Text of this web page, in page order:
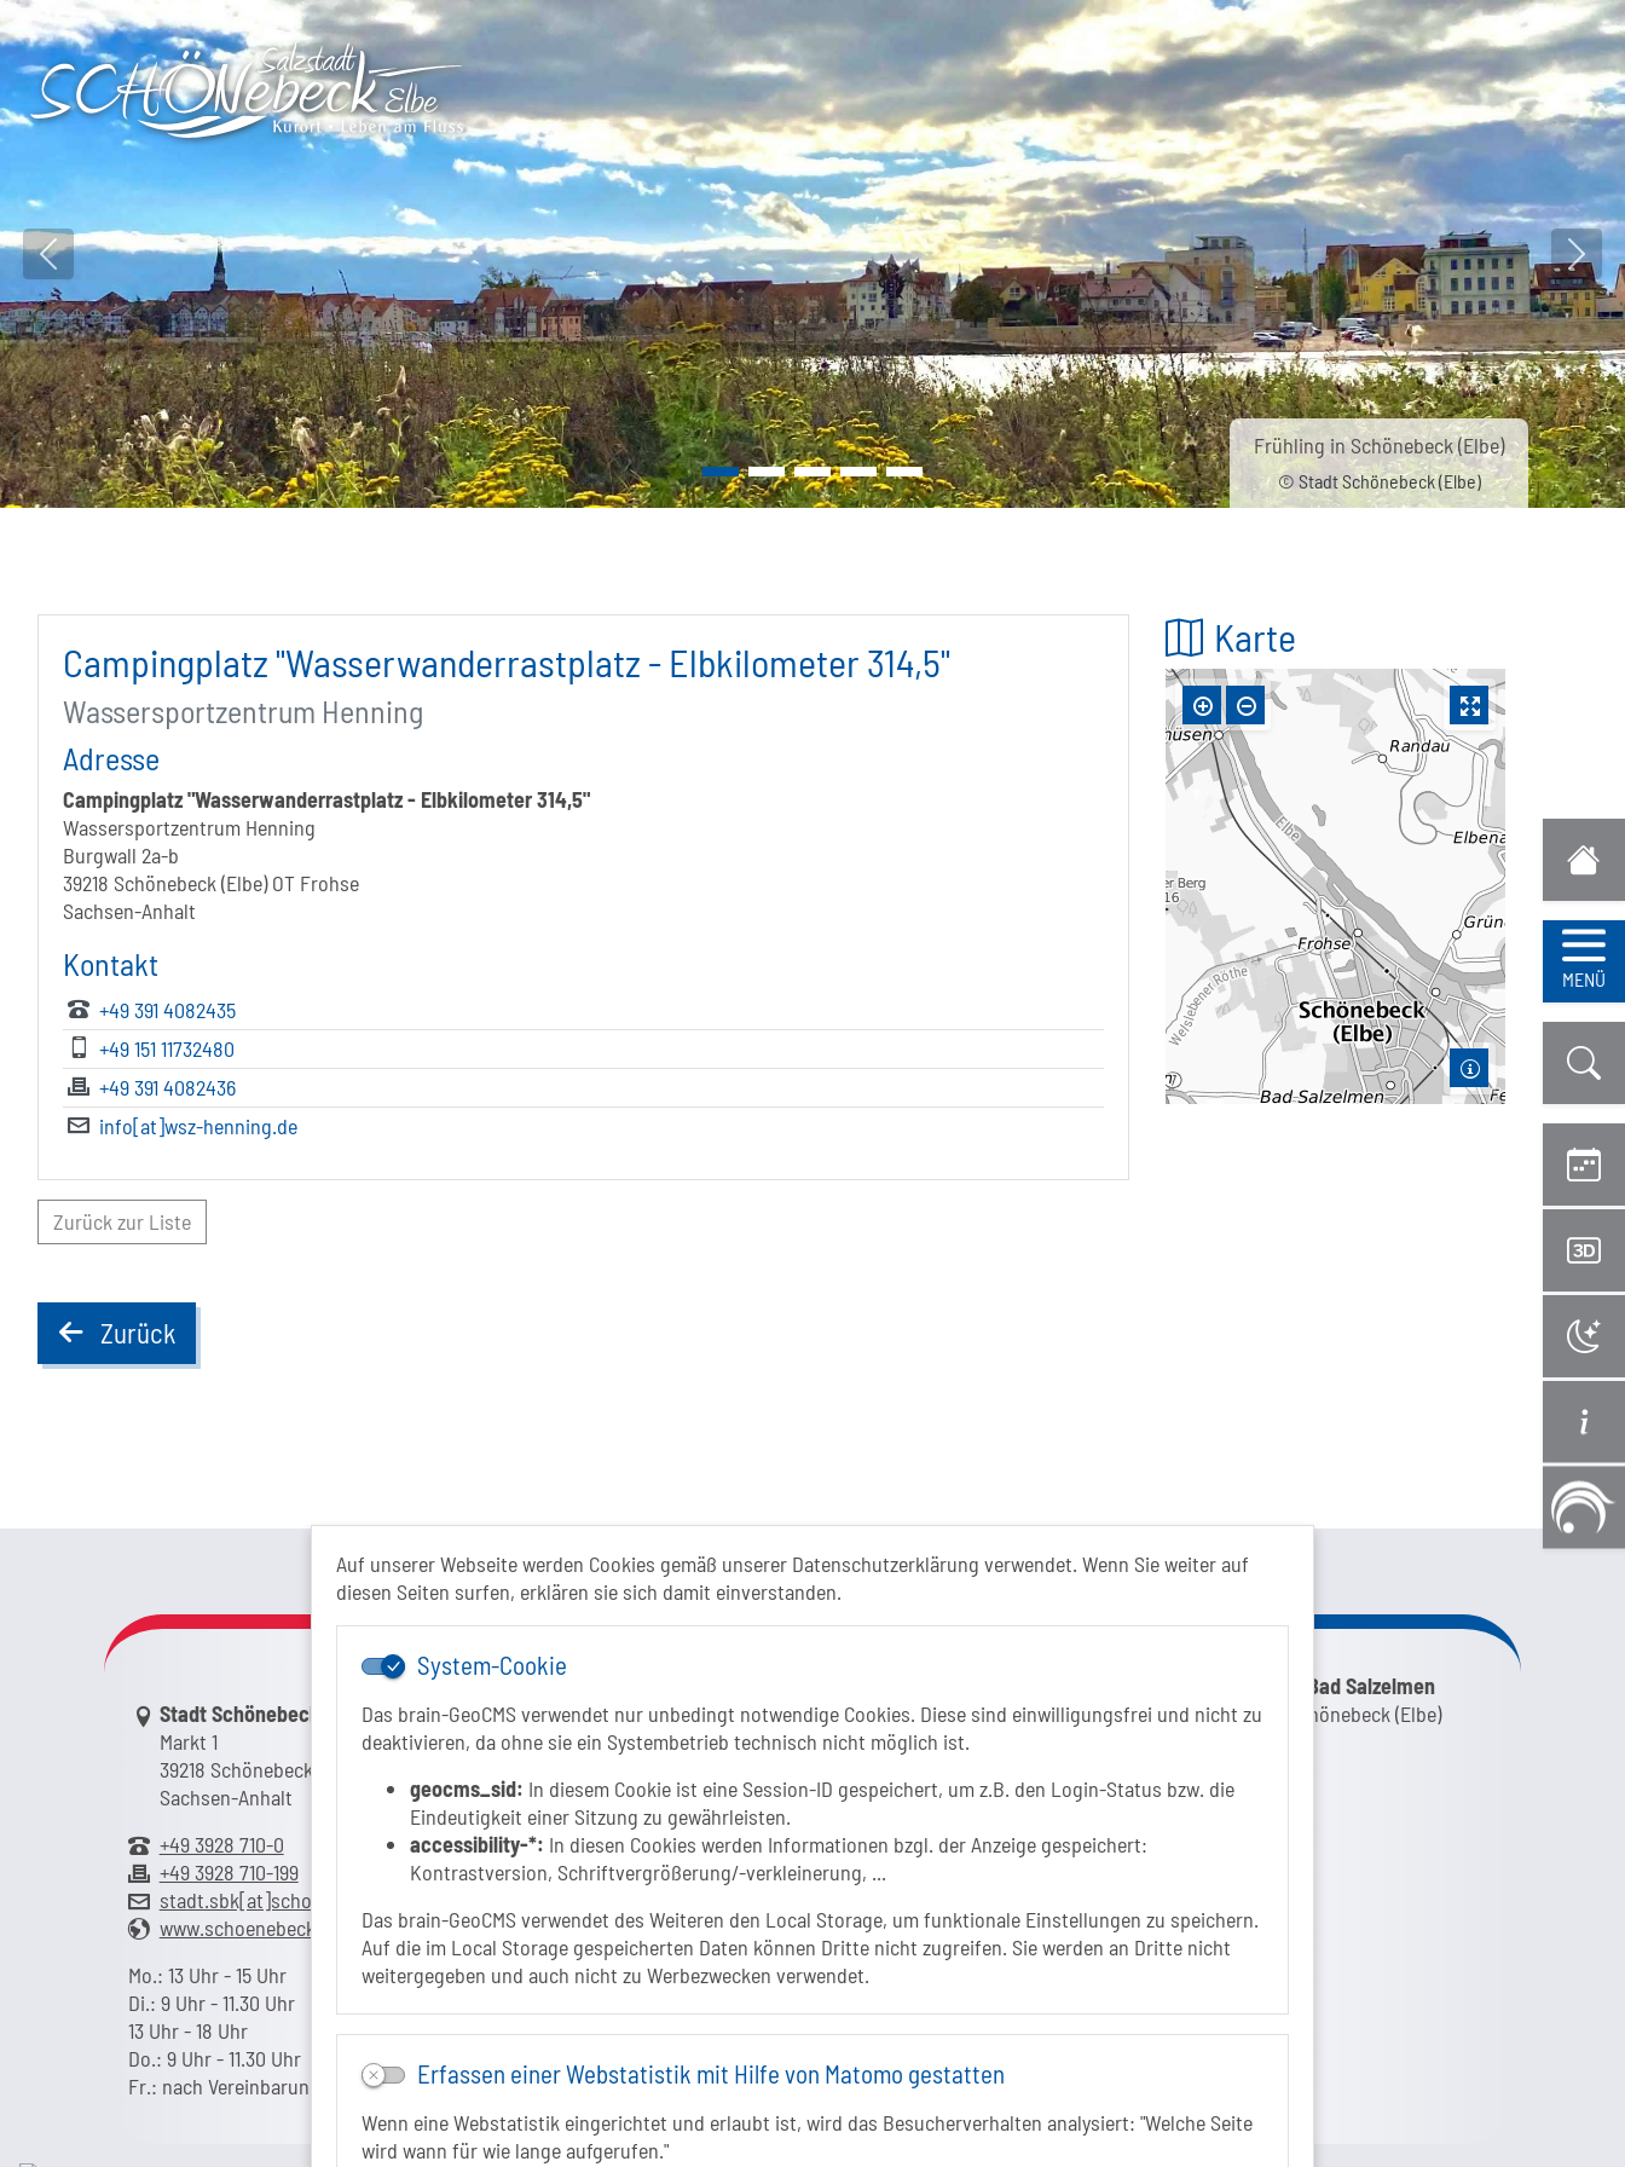
Auf unserer Webseite werden Cookies gemäß unserer Datenschutzerklärung verwendet. Wenn Sie weiter auf
diesen Seiten surfen, erklären sie sich damit einverstanden.
System-Cookie
Das brain-GeoCMS verwendet nur unbedingt notwendige Cookies. Diese sind einwilligungsfrei und nicht zu
deaktivieren, da ohne sie ein Systembetrieb technisch nicht möglich ist.
geocms_sid: In diesem Cookie ist eine Session-ID gespeichert, um z.B. den Login-Status bzw. die
Eindeutigkeit einer Sitzung zu gewährleisten.
accessibility-*: In diesen Cookies werden Informationen bzgl. der Anzeige gespeichert:
Kontrastversion, Schriftvergrößerung/-verkleinerung, ...
Das brain-GeoCMS verwendet des Weiteren den Local Storage, um funktionale Einstellungen zu speichern.
Auf die im Local Storage gespeicherten Daten können Dritte nicht zugreifen. Sie werden an Dritte nicht
weitergegeben und auch nicht zu Werbezwecken verwendet.
Erfassen einer Webstatistik mit Hilfe von Matomo gestatten
Wenn eine Webstatistik eingerichtet und erlaubt ist, wird das Besucherverhalten analysiert: "Welche Seite
wird wann für wie lange aufgerufen."
MENÜ
Frühling in Schönebeck (Elbe)
© Stadt Schönebeck (Elbe)
Vorheriges Bild
Campingplatz "Wasserwanderrastplatz - Elbkilometer 314,5"
Wassersportzentrum Henning
Adresse
Campingplatz "Wasserwanderrastplatz - Elbkilometer 314,5"
Wassersportzentrum Henning
Burgwall 2a-b
39218 Schönebeck (Elbe) OT Frohse
Sachsen-Anhalt
Kontakt
+49 391 4082435
+49 151 11732480
+49 391 4082436
info[at]wsz-henning.de
Zurück zur Liste
backZurück
Karte
Das Tourismusportal ist ein gemeinschaftliches Projekt von...
Link zur Google-Maps Navigation
Stadt Schönebeck (Elbe)
Markt 1
39218 Schönebeck (Elbe)
Sachsen-Anhalt
+49 3928 710-0
+49 3928 710-199
stadt.sbk[at]schoenebeck-elbe.de
www.schoenebeck.de
Mo.: 13 Uhr - 15 Uhr
Di.: 9 Uhr - 11.30 Uhr
13 Uhr - 18 Uhr
Do.: 9 Uhr - 11.30 Uhr
Fr.: nach Vereinbarung
Folgt uns auf
INSTAGRAM
Link zur Google-Maps Navigation
SOLEPARK Schönebeck/Bad Salzelmen
Eigenbetrieb der Stadt Schönebeck (Elbe)
+49 3928 7055-42
Infos zur Barrierefreiheit